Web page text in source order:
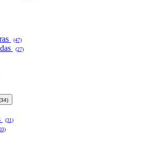
(47)
(27)
(31)